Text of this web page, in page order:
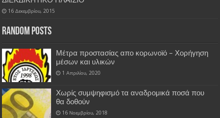
16 Δεκεμβρίου, 2015
Random Posts
Μέτρα προστασίας απο κορωνοϊό – Χορήγηση
μέσων και υλικών
1 Απριλίου, 2020
Χωρίς συμψηφισμό τα αναδρομικά ποσά που
θα δοθούν
16 Νοεμβρίου, 2018